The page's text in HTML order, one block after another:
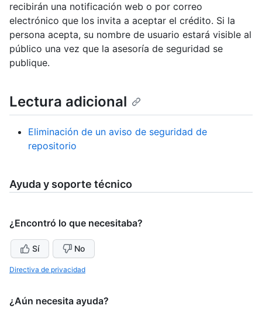
recibirán una notificación web o por correo
electrónico que los invita a aceptar el crédito. Si la
persona acepta, su nombre de usuario estará visible al
público una vez que la asesoría de seguridad se
publique.
Lectura adicional
Eliminación de un aviso de seguridad de
repositorio
Ayuda y soporte técnico
¿Encontró lo que necesitaba?
Sí No
Directiva de privacidad
¿Aún necesita ayuda?